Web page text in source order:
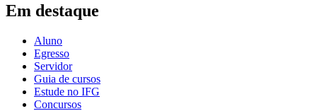
Em destaque
Aluno
Egresso
Servidor
Guia de cursos
Estude no IFG
Concursos